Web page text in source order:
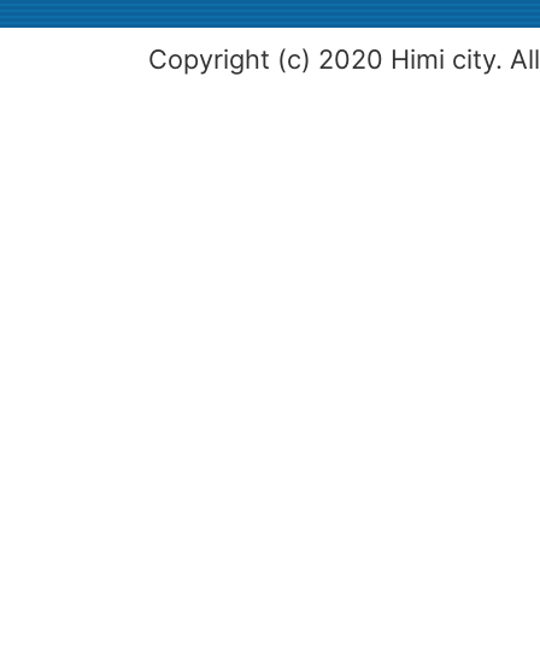
Copyright (c) 2020 Himi city.